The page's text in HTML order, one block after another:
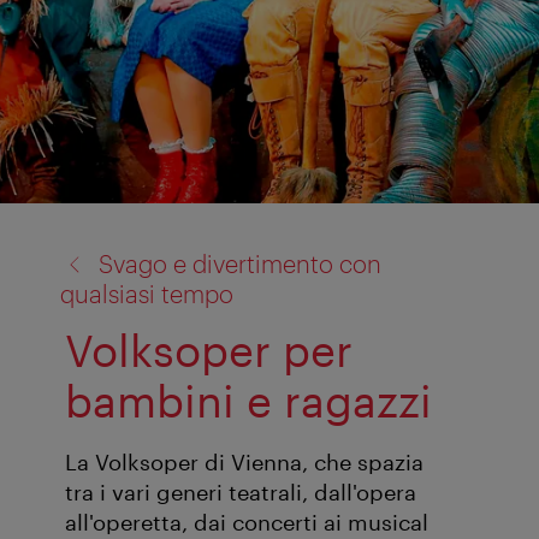
Svago e divertimento con
qualsiasi tempo
Volksoper per
bambini e ragazzi
La Volksoper di Vienna, che spazia
tra i vari generi teatrali, dall'opera
all'operetta, dai concerti ai musical